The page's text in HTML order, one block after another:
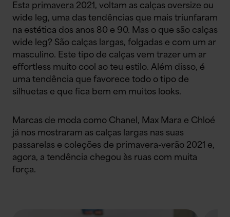
Esta primavera 2021 , voltam as calças oversize ou
wide leg, uma das tendências que mais triunfaram
na estética dos anos 80 e 90. Mas o que são calças
wide leg? São calças largas, folgadas e com um ar
masculino. Este tipo de calças vem trazer um ar
effortless muito cool ao teu estilo. Além disso, é
uma tendência que favorece todo o tipo de
silhuetas e que fica bem em muitos looks.
Marcas de moda como Chanel, Max Mara e Chloé
já nos mostraram as calças largas nas suas
passarelas e coleções de primavera-verão 2021 e,
agora, a tendência chegou às ruas com muita
força.